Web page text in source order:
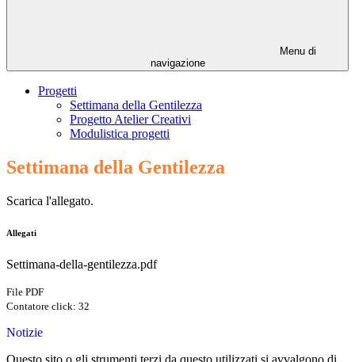
Menu di
navigazione
Progetti
Settimana della Gentilezza
Progetto Atelier Creativi
Modulistica progetti
Settimana della Gentilezza
Scarica l'allegato.
Allegati
Settimana-della-gentilezza.pdf
File PDF
Contatore click: 32
Notizie
Questo sito o gli strumenti terzi da questo utilizzati si avvalgono di